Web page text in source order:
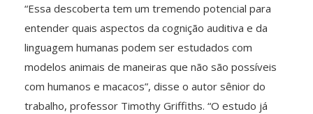
“Essa descoberta tem um tremendo potencial para
entender quais aspectos da cognição auditiva e da
linguagem humanas podem ser estudados com
modelos animais de maneiras que não são possíveis
com humanos e macacos”, disse o autor sênior do
trabalho, professor Timothy Griffiths. “O estudo já